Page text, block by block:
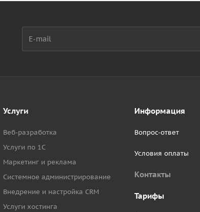
Услуги
Веб-разработка
Услуги по 1С
Маркетинг и реклама
Системное администрирование
Внедрение и настройка CRM
Услуги хостинга
Информация
Вопрос-ответ
Условия оплаты
Контакты
Тарифы